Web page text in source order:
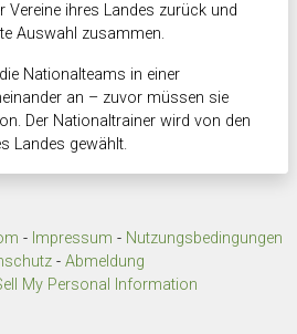
Vereine ihres Landes zurück und
Auswahl zusammen.
Nationalteams in einer
an – zuvor müssen sie
Der Nationaltrainer wird von den
Landes gewählt.
- Impressum - Nutzungsbedingungen
- Abmeldung
My Personal Information